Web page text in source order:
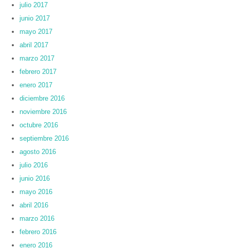
julio 2017
junio 2017
mayo 2017
abril 2017
marzo 2017
febrero 2017
enero 2017
diciembre 2016
noviembre 2016
octubre 2016
septiembre 2016
agosto 2016
julio 2016
junio 2016
mayo 2016
abril 2016
marzo 2016
febrero 2016
enero 2016